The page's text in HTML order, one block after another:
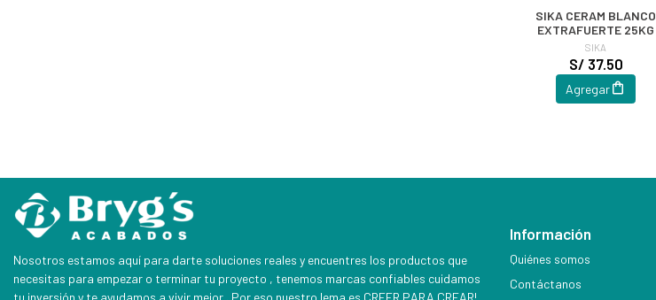
SIKA CERAM BLANCO
EXTRAFUERTE 25KG
SIKA
S/ 37.50
Agregar
Nosotros estamos aquí para darte soluciones reales y encuentres los productos que
necesitas para empezar o terminar tu proyecto , tenemos marcas confiables cuidamos
Información
Quiénes somos
Contáctanos